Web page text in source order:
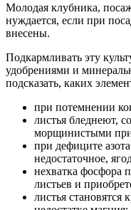
Молодая клубника,
нуждается, если при
внесены.
Подкармливать эту
удобрениями и
подсказать, каких
при потемнении
листья бледнеют,
морщинистыми при
при дефиците
недостаточное,
нехватка фосфора
листьев и
листья